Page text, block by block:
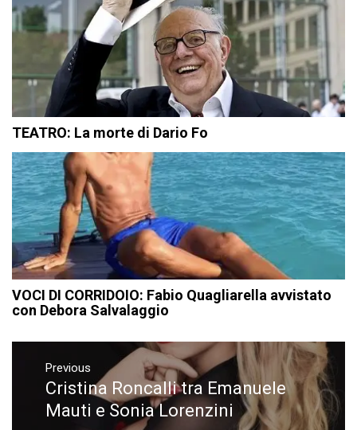
TEATRO: La morte di Dario Fo
VOCI DI CORRIDOIO: Fabio Quagliarella avvistato
con Debora Salvalaggio
Navigazione
articoli
Previous
Previous
post:
Cristina Roncalli tra Emanuele
Mauti e Sonia Lorenzini